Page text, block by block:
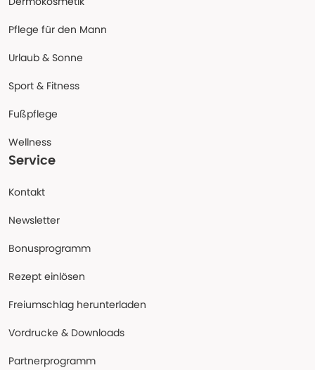
Pflege für den Mann
Urlaub & Sonne
Sport & Fitness
Fußpflege
Wellness
Service
Kontakt
Newsletter
Bonusprogramm
Rezept einlösen
Freiumschlag herunterladen
Vordrucke & Downloads
Partnerprogramm